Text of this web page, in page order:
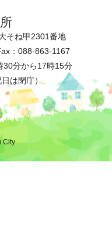
そね甲2301番地
：088-863-1167
30分から17時15分
日は閉庁）
City